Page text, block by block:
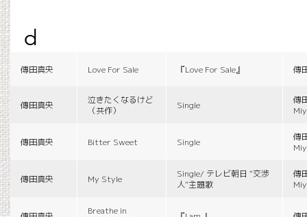
d
傳田真央 Love For Sale 『Love For Sale』 傳
傳田真央
泣きたくなるけど
（共作）
Single
傳
傳田真央 Bitter Sweet Single
傳
傳田真央 My Style
Single/ テレビ朝日 “交渉
人”主題歌
傳
Breathe in